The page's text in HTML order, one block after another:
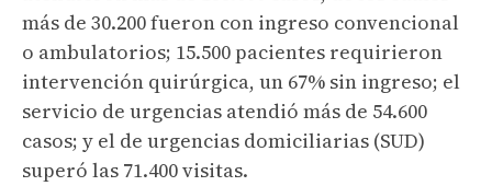
más de 30.200 fueron con ingreso convencional
o ambulatorios; 15.500 pacientes requirieron
intervención quirúrgica, un 67% sin ingreso; el
servicio de urgencias atendió más de 54.600
casos; y el de urgencias domiciliarias (SUD)
superó las 71.400 visitas.